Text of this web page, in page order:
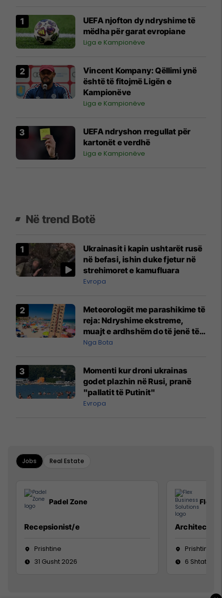
UEFA njofton dy ndryshime të
mëdha për garat evropiane
Liga e Kampionëve
Vincent Kompany: Qëllimi ynë
është të fitojmë Ligën e
Kampionëve
Liga e Kampionëve
UEFA ndryshon rregullat për
kartonët e verdhë
Liga e Kampionëve
Në trend Botë
Ukrainasit i kapin ushtarët rusë
në befasi, ishin duke fjetur në
strehimoret e kamufluara
Evropa
Meteorologët me parashikime të
reja: Ndryshime ekstreme,
muajt e ardhshëm do të jenë të
pazakontë
Nga Bota
Momenti kur droni ukrainas
godet plazhin në Rusi, pranë
"pallatit të Putinit"
Evropa
Jobs Real Estate
Padel Zone
Recepsionist/e
Prishtine
31 Gusht 2026
Flex
Architect
Prishtinë
6 Shtator